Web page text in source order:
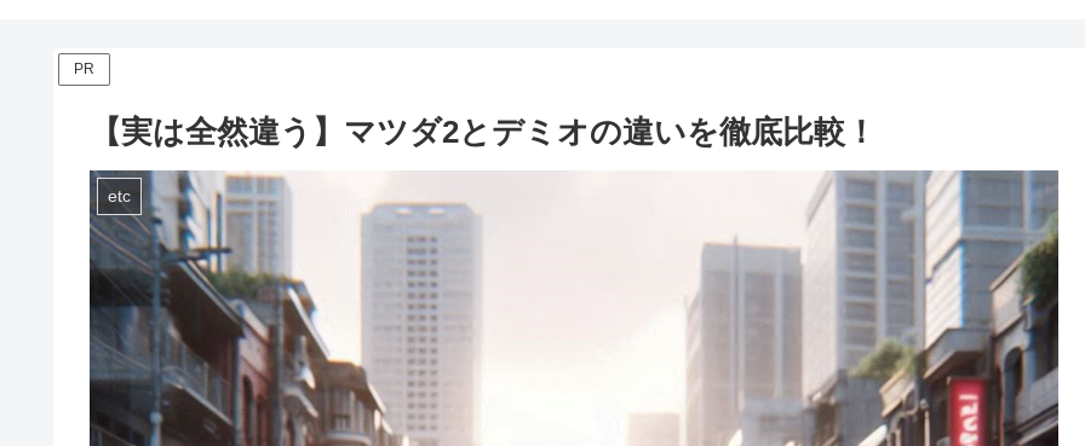
PR
【実は全然違う】マツダ2とデミオの違いを徹底比較！
etc